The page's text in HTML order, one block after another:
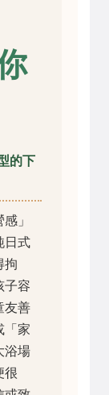
的下
」
日式
拘
子容
友善
「家
浴場
很